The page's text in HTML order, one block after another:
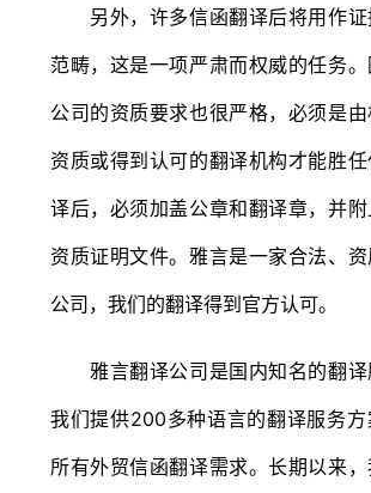
另外，许多信函翻译后将用作证
范畴，这是一项严肃而权威的任务
公司的资质要求也很严格，必须是
资质或得到认可的翻译机构才能胜
译后，必须加盖公章和翻译章，并
资质证明文件。雅言是一家合法、
公司，我们的翻译得到官方认可。
雅言翻译公司是国内知名的翻译
我们提供200多种语言的翻译服务方
所有外贸信函翻译需求。长期以来